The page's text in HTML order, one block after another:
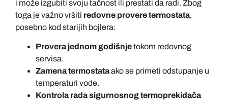
i može izgubiti svoju tačnost ili prestati da radi. Zbog
toga je važno vršiti redovne provere termostata,
posebno kod starijih bojlera:
Provera jednom godišnjetokom redovnog
servisa.
Zamena termostataako se primeti odstupanje u
temperaturi vode.
Kontrola rada sigurnosnog termoprekidača